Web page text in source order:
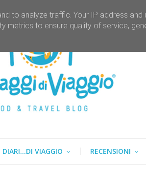
DIARI...DI VIAGGIO RECENSIONI
to analyze traffic. Your IP address and
metrics to ensure quality of service,